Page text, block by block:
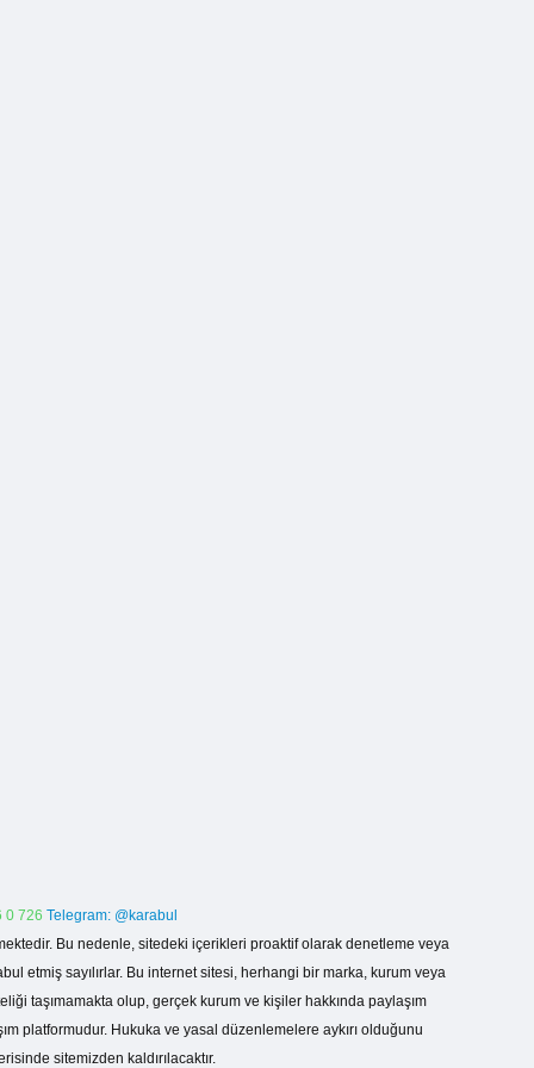
0 726 Telegram: @karabul
Bu nedenle, sitedeki içerikleri proaktif olarak denetleme veya
etmiş sayılırlar. Bu internet sitesi, herhangi bir marka, kurum veya
taşımamakta olup, gerçek kurum ve kişiler hakkında paylaşım
platformudur. Hukuka ve yasal düzenlemelere aykırı olduğunu
sitemizden kaldırılacaktır.